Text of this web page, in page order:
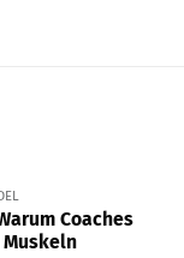
Coaches